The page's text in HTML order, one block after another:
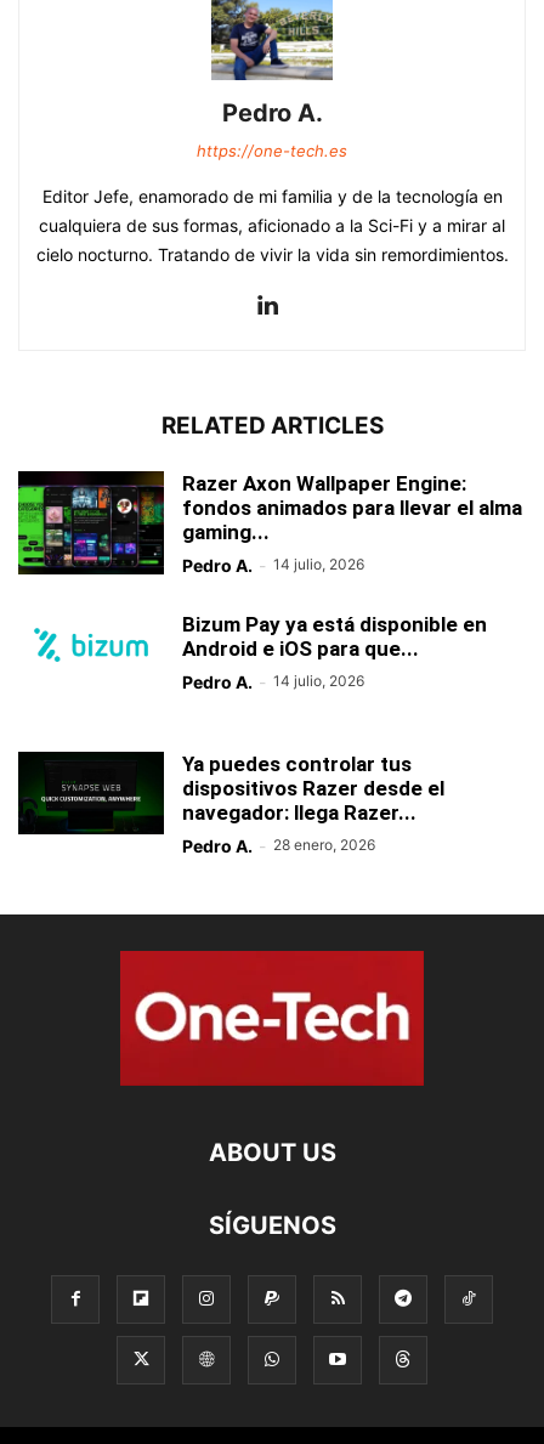
Pedro A.
https://one-tech.es
Editor Jefe, enamorado de mi familia y de la tecnología en
cualquiera de sus formas, aficionado a la Sci-Fi y a mirar al
cielo nocturno. Tratando de vivir la vida sin remordimientos.
RELATED ARTICLES
Razer Axon Wallpaper Engine:
fondos animados para llevar el alma
gaming...
Pedro A. - 14 julio, 2026
Bizum Pay ya está disponible en
Android e iOS para que...
Pedro A. - 14 julio, 2026
Ya puedes controlar tus
dispositivos Razer desde el
navegador: llega Razer...
Pedro A. - 28 enero, 2026
ABOUT US
SÍGUENOS